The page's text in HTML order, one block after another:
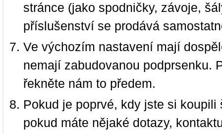
stránce (jako spodničky, závoje,
příslušenství se prodává
Ve výchozím nastavení mají
nemají zabudovanou podprsenku.
řekněte nám to předem.
Pokud je poprvé, kdy jste si
pokud máte nějaké dotazy,